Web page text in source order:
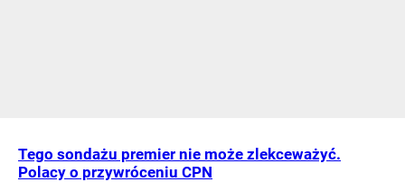
Tego sondażu premier nie może zlekceważyć.
Polacy o przywróceniu CPN